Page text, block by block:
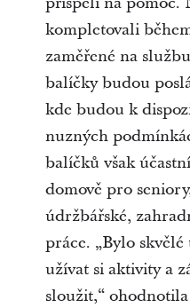
kompletovali
zaměřené na
balíčky budou
kde budou k
nuzných
balíčků však
domově pro
údržbářské,
práce. „Bylo
užívat si aktivity a
sloužit,“